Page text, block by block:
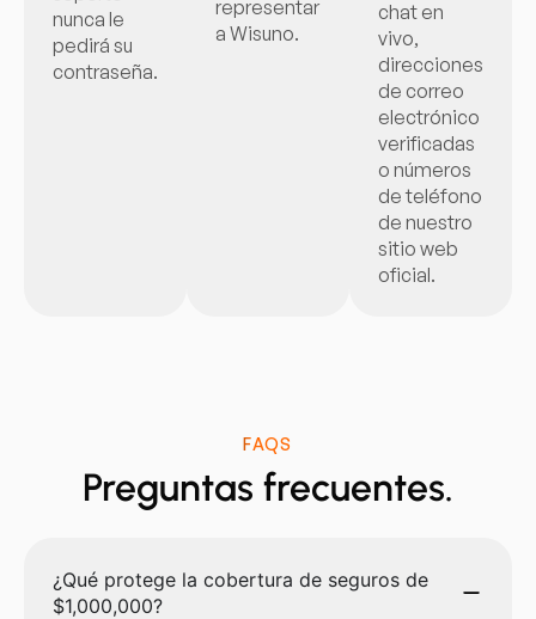
nunca le
pedirá su
contraseña.
representar
a Wisuno.
chat en
vivo,
direcciones
de correo
electrónico
verificadas
o números
de teléfono
de nuestro
sitio web
oficial.
FAQS
Preguntas frecuentes.
¿Qué protege la cobertura de seguros de
$1,000,000?